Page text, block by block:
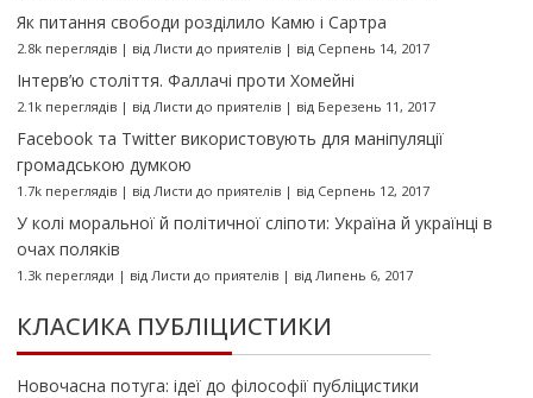
Як питання свободи розділило Камю і Сартра
2.8k переглядів| від Листи до приятелів| від Серпень 14, 2017
Інтерв’ю століття. Фаллачі проти Хомейні
2.1k переглядів| від Листи до приятелів| від Березень 11, 2017
Facebook та Twitter використовують для маніпуляції
громадською думкою
1.7k переглядів| від Листи до приятелів| від Серпень 12, 2017
У колі моральної й політичної сліпоти: Україна й українці в
очах поляків
1.3k перегляди | від Листи до приятелів| від Липень 6, 2017
КЛАСИКА ПУБЛІЦИСТИКИ
Новочасна потуга: ідеї до філософії публіцистики